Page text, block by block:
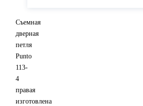
Съемная
дверная
петля
Punto
113-
4
правая
изготовлена